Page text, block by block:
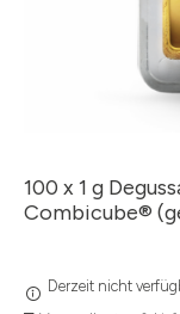
100 x 1 g
Combicube®
Derzeit nicht